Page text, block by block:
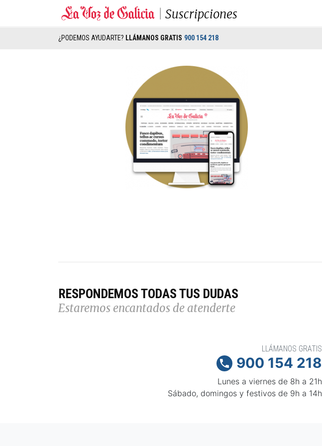
Suscripciones
¿PODEMOS AYUDARTE? LLÁMANOS GRATIS 900 154 218
RESPONDEMOS TODAS TUS DUDAS
Estaremos encantados de atenderte
LLÁMANOS GRATIS
 900 154 218
Lunes a viernes de 8h a 21h
Sábado, domingos y festivos de 9h a 14h